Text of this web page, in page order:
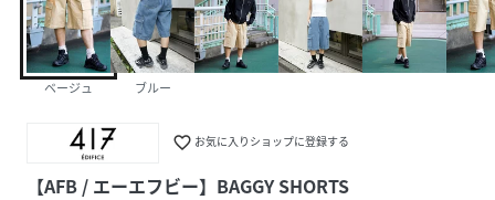
ベージュ ブルー
favorite_border お気に入りショップに登録する
【AFB / エーエフビー】BAGGY SHORTS